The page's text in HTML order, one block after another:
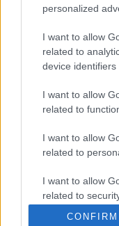
personalized
I want to allow
related to
device identifiers
I want to allow
related to
I want to allow
related to
I want to allow
related to
CONFIRM
KIEMELT